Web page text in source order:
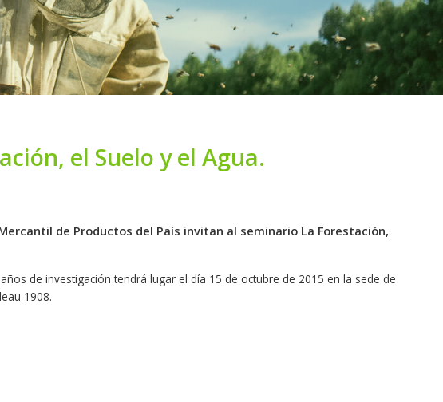
el Suelo y el Agua.
de Productos del País invitan al seminario La Forestación,
de investigación tendrá lugar el día 15 de octubre de 2015 en la sede de
1908.